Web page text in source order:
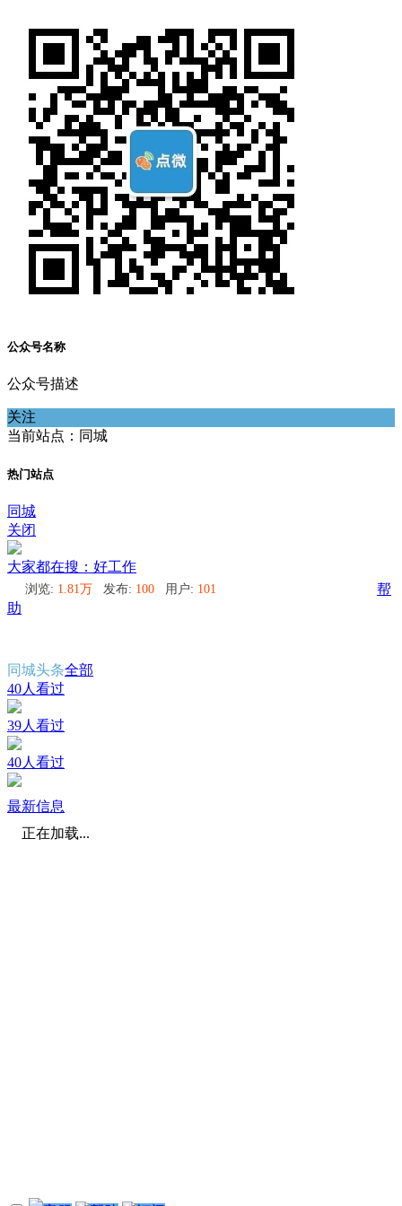
公众号名称
公众号描述
关注
当前站点：同城
热门站点
同城
关闭
大家都在搜：好工作
浏览: 1.81万 发布: 100 用户: 101
帮
助
同城头条全部
40人看过
39人看过
40人看过
最新信息
正在加载...